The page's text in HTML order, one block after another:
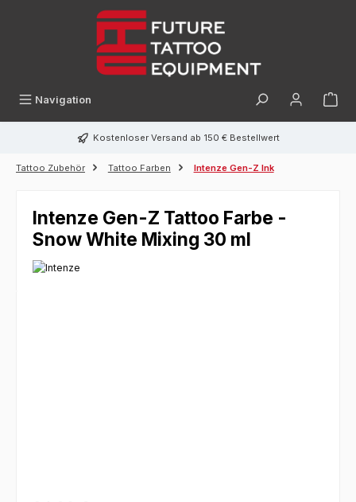
Navigation
Kostenloser Versand ab 150 € Bestellwert
Tattoo Zubehör Tattoo Farben Intenze Gen-Z Ink
Intenze Gen-Z Tattoo Farbe -
Snow White Mixing 30 ml